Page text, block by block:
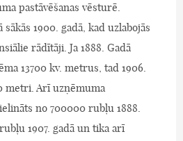
pastāvēšanas vēsturē.
1900. gadā, kad uzlabojās
rādītāji. Ja 1888. Gadā
13700 kv. metrus, tad 1906.
metri. Arī uzņēmuma
no 700000 rubļu 1888.
1907. gadā un tika arī